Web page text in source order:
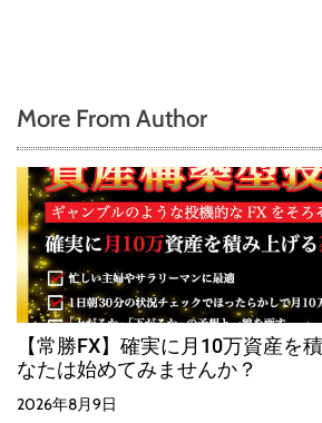
More From Author
【常勝FX】確実に月10万資産を
なたは始めてみませんか？
2026年8月9日